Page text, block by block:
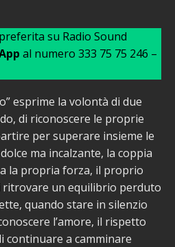
su Radio Sound
al numero 333 75 75 246 –
esprime la volontà di due
di riconoscere le proprie
per superare insieme le
ma incalzante, la coppia
la propria forza, il proprio
ritrovare un equilibrio perduto
quando stare in silenzio
l’amore, il rispetto
continuare a camminare